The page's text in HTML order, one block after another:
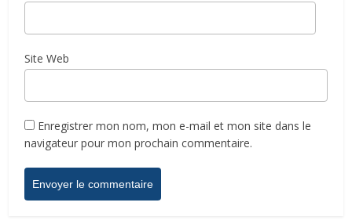
Site Web
Enregistrer mon nom, mon e-mail et mon site dans le
navigateur pour mon prochain commentaire.